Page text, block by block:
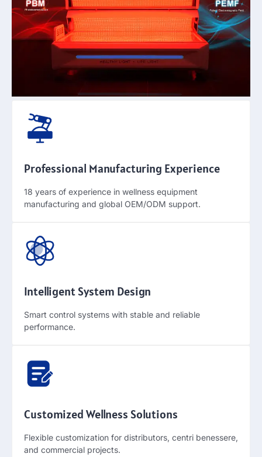
Professional Manufacturing Experience
18 years of experience in wellness equipment
manufacturing and global OEM/ODM support.
Intelligent System Design
Smart control systems with stable and reliable
performance.
Customized Wellness Solutions
Flexible customization for distributors, centri benessere,
and commercial projects.